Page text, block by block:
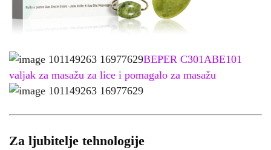
BEPER C301ABE101
valjak za masažu za lice i pomagalo za masažu
Za ljubitelje tehnologije